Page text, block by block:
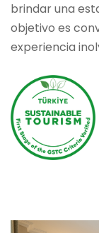
brindar una
objetivo es
experiencia